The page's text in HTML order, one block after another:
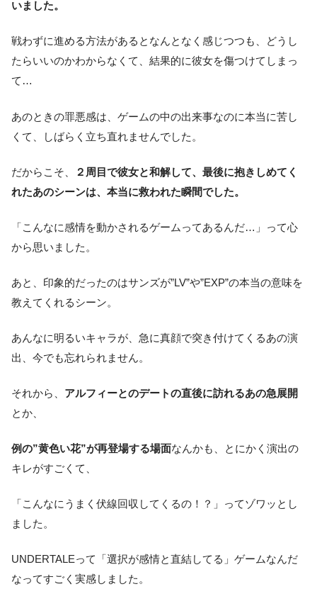
いました。
戦わずに進める方法があるとなんとなく感じつつも、どうし
たらいいのかわからなくて、結果的に彼女を傷つけてしまっ
て…
あのときの罪悪感は、ゲームの中の出来事なのに本当に苦し
くて、しばらく立ち直れませんでした。
だからこそ、
２周目で彼女と和解して、最後に抱きしめてく
れたあのシーンは、本当に救われた瞬間でした。
「こんなに感情を動かされるゲームってあるんだ…」って心
から思いました。
あと、印象的だったのはサンズが”LV”や”EXP”の本当の意味を
教えてくれるシーン。
あんなに明るいキャラが、急に真顔で突き付けてくるあの演
出、今でも忘れられません。
それから、 アルフィーとのデートの直後に訪れるあの急展開
とか、
例の”黄色い花”が再登場する場面なんかも、とにかく演出の
キレがすごくて、
「こんなにうまく伏線回収してくるの！？」ってゾワッとし
ました。
UNDERTALEって「選択が感情と直結してる」ゲームなんだ
なってすごく実感しました。